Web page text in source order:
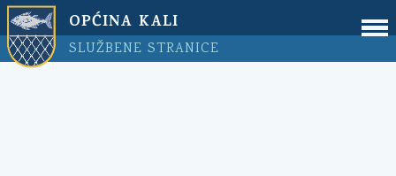
OPĆINA KALI
SLUŽBENE STRANICE